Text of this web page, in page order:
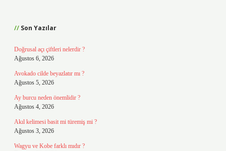
Son Yazılar
Doğrusal açı çiftleri nelerdir ?
Ağustos 6, 2026
Avokado cilde beyazlatır mı ?
Ağustos 5, 2026
Ay burcu neden önemlidir ?
Ağustos 4, 2026
Akıl kelimesi basit mi türemiş mi ?
Ağustos 3, 2026
Wagyu ve Kobe farklı mıdır ?